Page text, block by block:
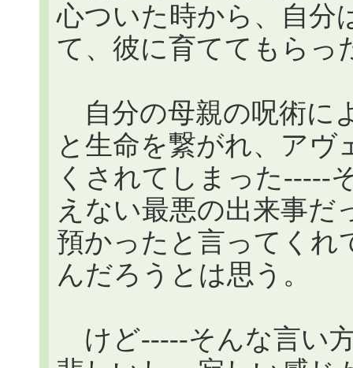
心ついた時から、自分
て、彼に育ててもらっ
自分の母親の呪術に
と生命を繋がれ、アヴ
くされてしまった-----
えない最悪の出来事
預かったと言ってくれ
んだろうとは思う。
けど-----そんな言い